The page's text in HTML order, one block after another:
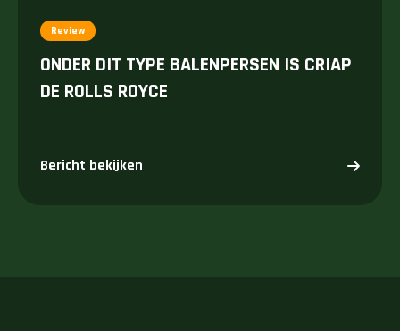
Review
ONDER DIT TYPE BALENPERSEN IS CRIAP
DE ROLLS ROYCE
Bericht bekijken